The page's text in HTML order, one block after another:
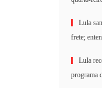
Lula
frete;
Lula
programa